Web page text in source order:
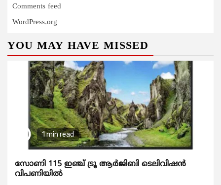
Comments feed
WordPress.org
YOU MAY HAVE MISSED
1 min read
സോണി 115 ഇഞ്ച് ട്രൂ ആർജിബി ടെലിവിഷൻ
വിപണിയിൽ